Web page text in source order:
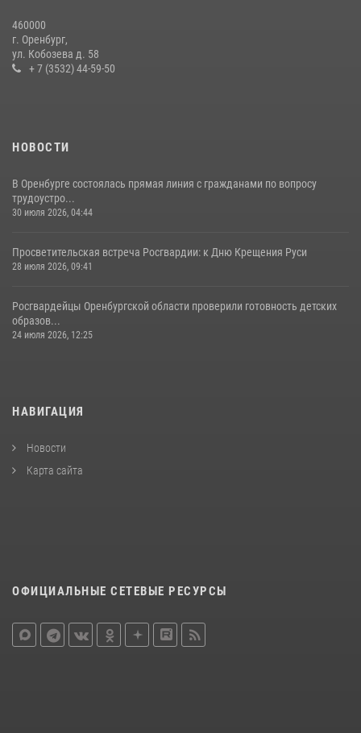
В Управлении Росгвардии по Оренбургской области подвели итоги
служебно-боевой деятельности за первое полугодие 2026 года
17 июля 2026, 11:30
460000
г. Оренбург,
ул. Кобозева д. 58
+ 7 (3532) 44-59-50
НОВОСТИ
В Оренбурге состоялась прямая линия с гражданами по вопросу
трудоустро...
30 июля 2026, 04:44
Просветительская встреча Росгвардии: к Дню Крещения Руси
28 июля 2026, 09:41
Росгвардейцы Оренбургской области проверили готовность детских
образов...
24 июля 2026, 12:25
НАВИГАЦИЯ
Новости
Карта сайта
ОФИЦИАЛЬНЫЕ СЕТЕВЫЕ РЕСУРСЫ